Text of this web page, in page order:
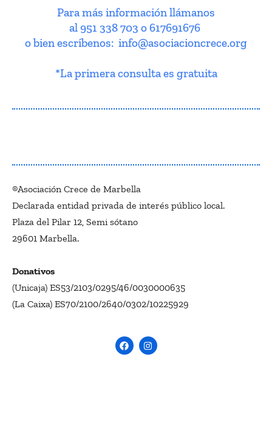
Para más información llámanos
al 951 338 703 o 617691676
o bien escríbenos: info@asociacioncrece.org
*La primera consulta es gratuita
®Asociación Crece de Marbella
Declarada entidad privada de interés público local.
Plaza del Pilar 12, Semi sótano
29601 Marbella.
Donativos
(Unicaja) ES53/2103/0295/46/0030000635
(La Caixa) ES70/2100/2640/0302/10225929